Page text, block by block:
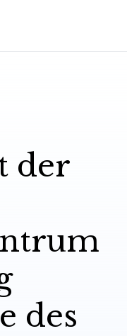
der
des